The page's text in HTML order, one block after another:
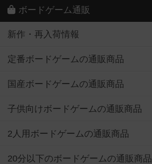
ボードゲーム通販
新作・再入荷情報
定番ボードゲームの通販商品
国産ボードゲームの通販商品
子供向けボードゲームの通販商品
2人用ボードゲームの通販商品
20分以下のボードゲームの通販商品